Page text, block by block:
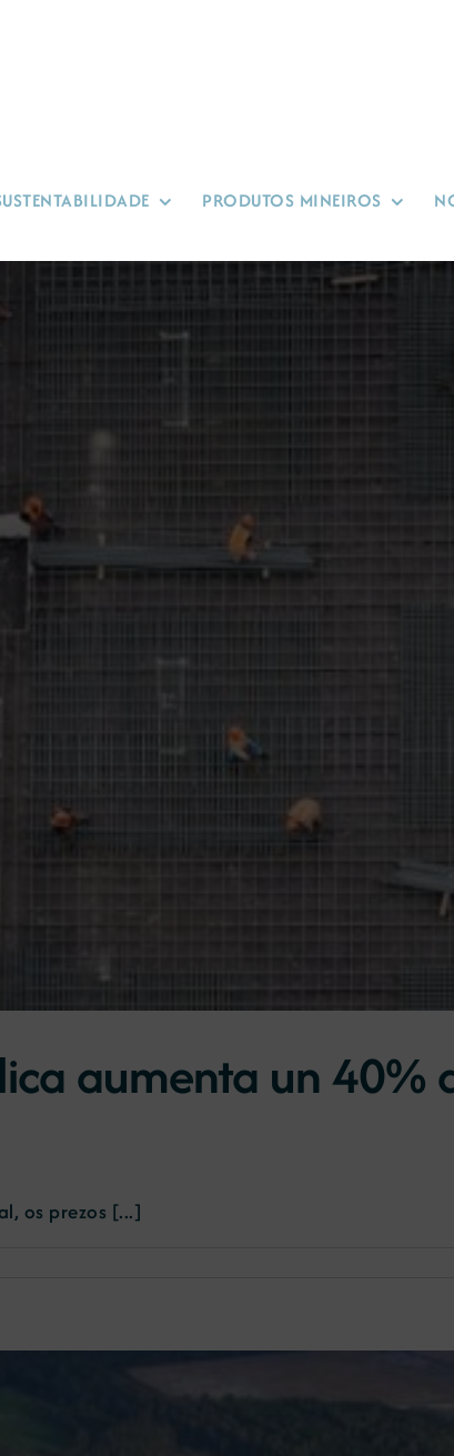
PRODUTOS MINEIROS
aumenta un 40%
os prezos [...]